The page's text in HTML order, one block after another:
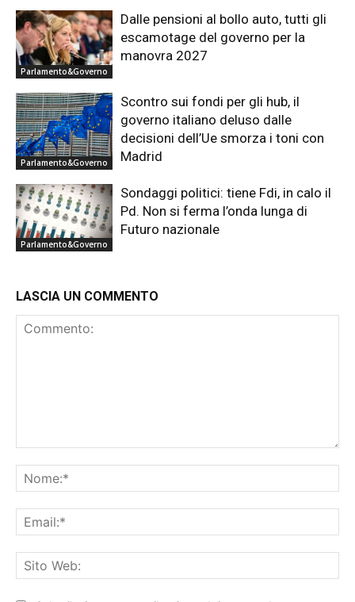
Parlamento&Governo
Dalle pensioni al bollo auto, tutti gli
escamotage del governo per la
manovra 2027
Parlamento&Governo
Scontro sui fondi per gli hub, il
governo italiano deluso dalle
decisioni dell’Ue smorza i toni con
Madrid
Parlamento&Governo
Sondaggi politici: tiene Fdi, in calo il
Pd. Non si ferma l’onda lunga di
Futuro nazionale
LASCIA UN COMMENTO